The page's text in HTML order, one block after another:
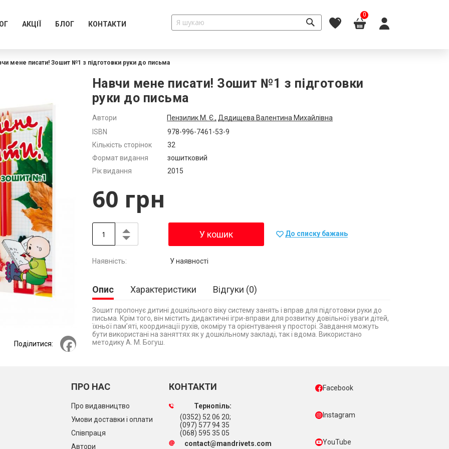
АКЦІЇ БЛОГ КОНТАКТИ
0
мене писати! Зошит №1 з підготовки руки до письма
Навчи мене писати! Зошит №1 з підготовки
руки до письма
Автори Пензилик М. Є., Дядищева Валентина Михайлівна
Додатково
ISBN
978-996-7461-53-9
Кількість сторінок
32
Формат видання
зошитковий
Рік видання
2015
60 грн
У кошик До списку бажань
У наявності
Опис
Зошит пропонує дитині дошкільного віку систему занять і вправ для підготовки руки до
письма. Крім того, він містить дидактичні ігри-вправи для розвитку довільної уваги дітей,
їхньої пам’яті, координації рухів, окоміру та орієнтування у просторі. Завдання можуть
бути використані на заняттях як у дошкільному закладі, так і вдома. Використано
методику А. М. Богуш.
Характеристики Відгуки 0
Поділитися: Facebook
ПРО НАС
Про видавництво
Умови доставки і оплати
Співпраця
Автори
КОНТАКТИ
Тернопіль:
(0352) 52 06 20;
(097) 577 94 35
(068) 595 35 05
contact@mandrivets.com
Facebook
Instagram
YouTube